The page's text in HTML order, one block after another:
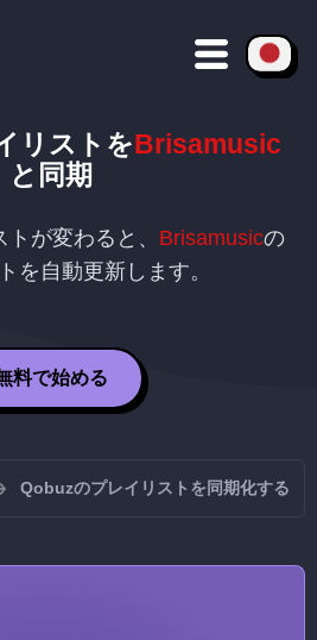
リストをBrisamusic
と同期
が変わると、 Brisamusicの
を自動更新します。
料で始める
Qobuzのプレイリストを同期化する